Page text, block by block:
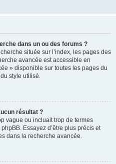
dans un ou des forums ?
située sur l’index, les pages des
avancée est accessible en
» disponible sur toutes les pages du
style utilisé.
résultat ?
vague ou incluait trop de termes
Essayez d’être plus précis et
dans la recherche avancée.